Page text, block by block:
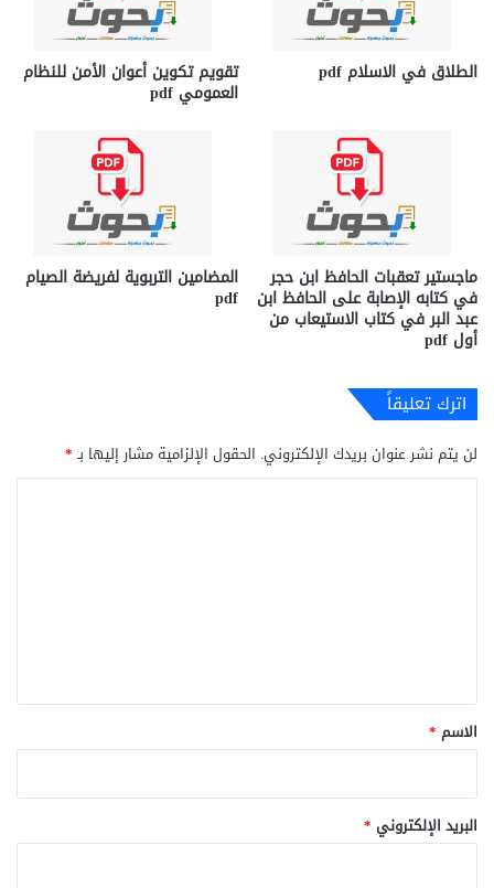
الطلاق في الاسلام pdf تقويم تكوين أعوان الأمن للنظام
العمومي pdf
ماجستير تعقبات الحافظ ابن حجر
في كتابه الإصابة على الحافظ ابن
عبد البر في كتاب الاستيعاب من
أول pdf
المضامين التربوية لفريضة الصيام
pdf
اترك تعليقاً
لن يتم نشر عنوان بريدك الإلكتروني. الحقول الإلزامية مشار إليها بـ*
*
الاسم *
البريد الإلكتروني *